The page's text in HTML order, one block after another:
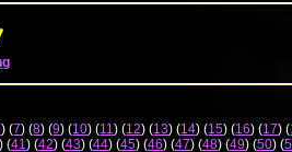
) (7) (8) (9) (10) (11) (12) (13) (14) (15) (16) (17) (
) (41) (42) (43) (44) (45) (46) (47) (48) (49) (50) (